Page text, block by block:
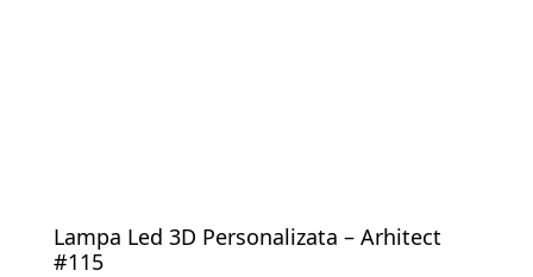
Lampa Led 3D Personalizata – Arhitect
#115